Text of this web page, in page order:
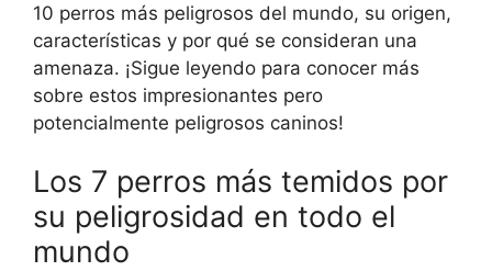
10 perros más peligrosos del mundo, su origen,
características y por qué se consideran una
amenaza. ¡Sigue leyendo para conocer más
sobre estos impresionantes pero
potencialmente peligrosos caninos!
Los 7 perros más temidos por
su peligrosidad en todo el
mundo